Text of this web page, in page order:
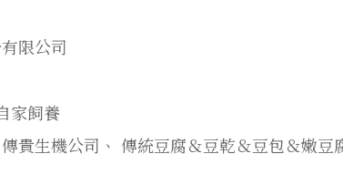
限公司
家飼養
傳貴生機公司、 傳統豆腐＆豆乾＆豆包＆嫩豆